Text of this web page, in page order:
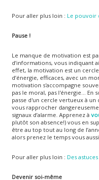
Pour aller plus loin : Le pouvoir
Pause !
Le manque de motivation est
d’informations, vous indiquant
effet, la motivation est un
d’énergie, efficaces, avec un
motivation s'accompagne
pas le moral, pas l'énergie...
passe d'un cercle vertueux à un
vous rapprocher
signaux d’alarme. Apprenez à
plutôt son absence!) vous en
être au top tout au long de
alors prenez le temps vous
Pour aller plus loin : Des
Devenir soi-même